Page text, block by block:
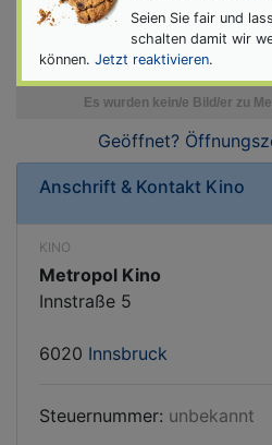
Seien Sie fair und
schalten damit wir
können. Jetzt reaktivieren.
Geöffnet?
Anschrift & Kontakt Kino
KINO
Metropol Kino
Innstraße 5
6020 Innsbruck
Steuernummer: unbekannt